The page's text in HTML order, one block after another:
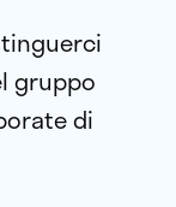
gruppo
di